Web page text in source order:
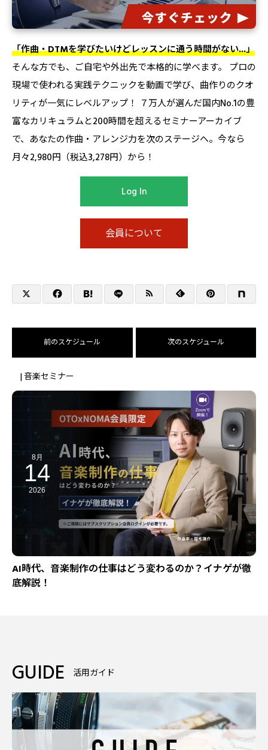
「作曲・DTMを学びたいけどレッスンに通う時間がない...」
そんな方でも、ご自宅や外出先で本格的に学べます。 プロの
現場で使われる実践テクニックを動画で学び、曲作りのクオ
リティが一気にレベルアップ！ ７万人が選んだ国内No.1の豊
富なカリキュラムと200時間を超えるセミナーアーカイブ
で、あなたの作曲・アレンジ力を次のステージへ。今なら
月々2,980円（税込3,278円）から！
Log In
会員について
前のスケジュール 次のスケジュール
| 音楽セミナー
8月
14
2026
AI時代、音楽制作の仕事はどう変わるのか？イナゲが徹
底解説！
GUIDE 活用ガイド